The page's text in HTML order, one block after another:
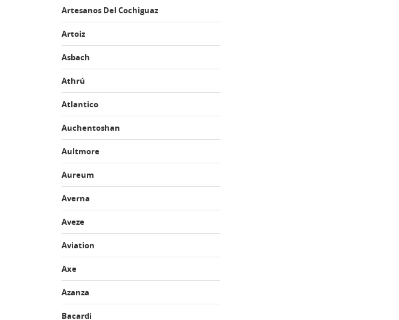
Artesanos Del Cochiguaz
Artoiz
Asbach
Athrú
Atlantico
Auchentoshan
Aultmore
Aureum
Averna
Aveze
Aviation
Axe
Azanza
Bacardi